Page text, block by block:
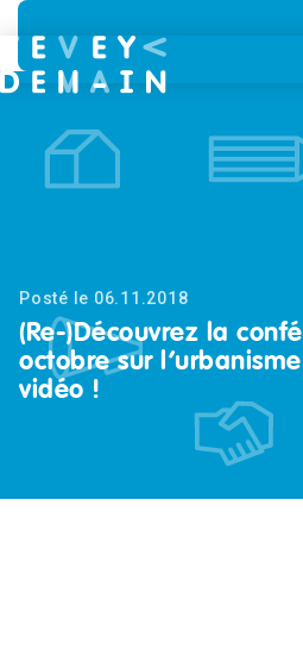
Posté le 06.11.2018
(Re-)Découvrez la
octobre sur
vidéo !